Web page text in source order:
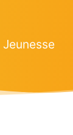
Jeunesse